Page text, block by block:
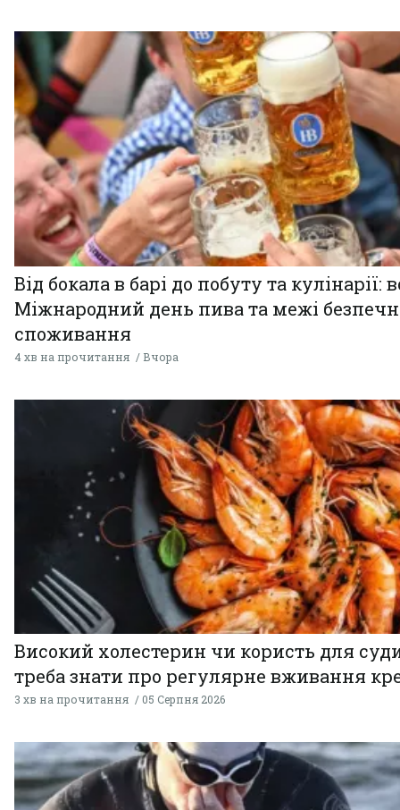
Від бокала в барі до побуту та кулінарії:
Міжнародний день пива та межі
споживання
4 хв на прочитання Вчора
Високий холестерин чи користь для
треба знати про регулярне вживання
3 хв на прочитання 05 Серпня 2026